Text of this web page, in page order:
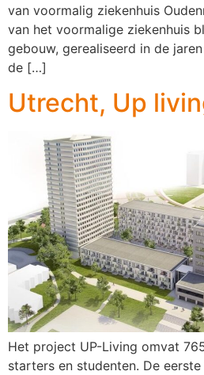
van voormalig ziekenhuis
van het voormalige ziekenhuis
gebouw, gerealiseerd in de
de […]
Utrecht, Up
Het project UP-Living omvat
starters en studenten. De